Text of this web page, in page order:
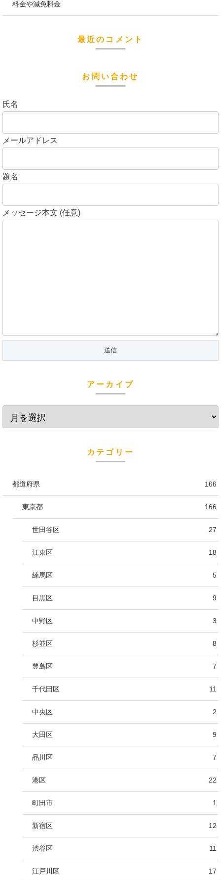
料金や減免料金
最近のコメント
お問い合わせ
氏名
メールアドレス
題名
メッセージ本文 (任意)
アーカイブ
カテゴリー
都道府県 166
東京都 166
世田谷区 27
江東区 18
練馬区 5
目黒区 9
中野区 3
杉並区 8
豊島区 7
千代田区 11
中央区 2
大田区 9
品川区 7
港区 22
町田市 1
新宿区 12
渋谷区 11
江戸川区 17